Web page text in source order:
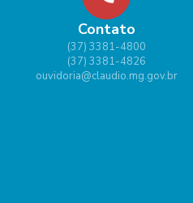
Contato
(37) 3381-4800
(37) 3381-4826
ouvidoria@claudio.mg.gov.br